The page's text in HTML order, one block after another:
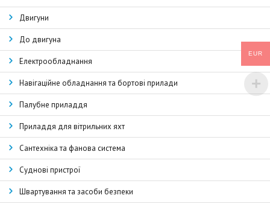
Двигуни
До двигуна
Електрообладнання
Навігаційне обладнання та бортові прилади
Палубне приладдя
Приладдя для вітрильних яхт
Сантехніка та фанова система
Суднові пристрої
Швартування та засоби безпеки
EUR